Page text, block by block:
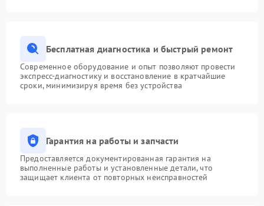
Бесплатная диагностика и быстрый ремонт
Современное оборудование и опыт позволяют провести
экспресс-диагностику и восстановление в кратчайшие
сроки, минимизируя время без устройства
Гарантия на работы и запчасти
Предоставляется документированная гарантия на
выполненные работы и установленные детали, что
защищает клиента от повторных неисправностей